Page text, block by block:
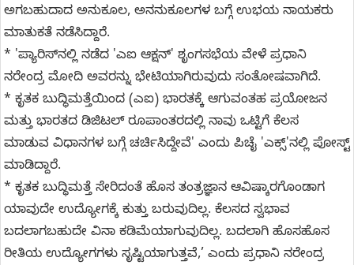
ಅಗಬಹುದಾದ ಅನುಕೂಲ, ಅನನುಕೂಲಗಳ ಬಗ್ಗೆ ಉಭಯ ನಾಯಕರು
ಮಾತುಕತೆ ನಡೆಸಿದ್ದಾರೆ.
* 'ಪ್ಯಾರಿಸ್‌ನಲ್ಲಿ ನಡೆದ 'ಎಐ ಆಕ್ಷನ್' ಶೃಂಗಸಭೆಯ ವೇಳೆ ಪ್ರಧಾನಿ
ನರೇಂದ್ರ ಮೋದಿ ಅವರನ್ನು ಭೇಟಿಯಾಗಿರುವುದು ಸಂತೋಷವಾಗಿದೆ.
* ಕೃತಕ ಬುದ್ಧಿಮತ್ತೆಯಿಂದ (ಎಐ) ಭಾರತಕ್ಕೆ ಆಗುವಂತಹ ಪ್ರಯೋಜನ
ಮತ್ತು ಭಾರತದ ಡಿಜಿಟಲ್ ರೂಪಾಂತರದಲ್ಲಿ ನಾವು ಒಟ್ಟಿಗೆ ಕೆಲಸ
ಮಾಡುವ ವಿಧಾನಗಳ ಬಗ್ಗೆ ಚರ್ಚಿಸಿದ್ದೇವೆ' ಎಂದು ಪಿಚೈ 'ಎಕ್ಸ್'ನಲ್ಲಿ ಪೋಸ್ಟ್
ಮಾಡಿದ್ದಾರೆ.
* ಕೃತಕ ಬುದ್ಧಿಮತ್ತೆ ಸೇರಿದಂತೆ ಹೊಸ ತಂತ್ರಜ್ಞಾನ ಆವಿಷ್ಕಾರಗೊಂಡಾಗ
ಯಾವುದೇ ಉದ್ಯೋಗಕ್ಕೆ ಕುತ್ತು ಬರುವುದಿಲ್ಲ. ಕೆಲಸದ ಸ್ವಭಾವ
ಬದಲಾಗಬಹುದೇ ವಿನಾ ಕಡಿಮೆಯಾಗುವುದಿಲ್ಲ. ಬದಲಾಗಿ ಹೊಸಹೊಸ
ರೀತಿಯ ಉದ್ಯೋಗಗಳು ಸೃಷ್ಟಿಯಾಗುತ್ತವೆ,’ ಎಂದು ಪ್ರಧಾನಿ ನರೇಂದ್ರ